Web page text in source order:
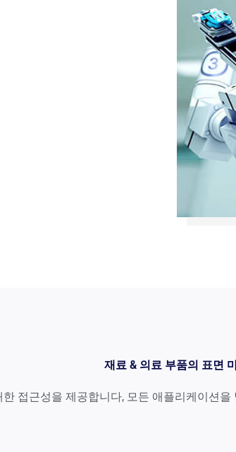
재료 & 의료 부품의 표면
접근성을 제공합니다, 모든 애플리케이션